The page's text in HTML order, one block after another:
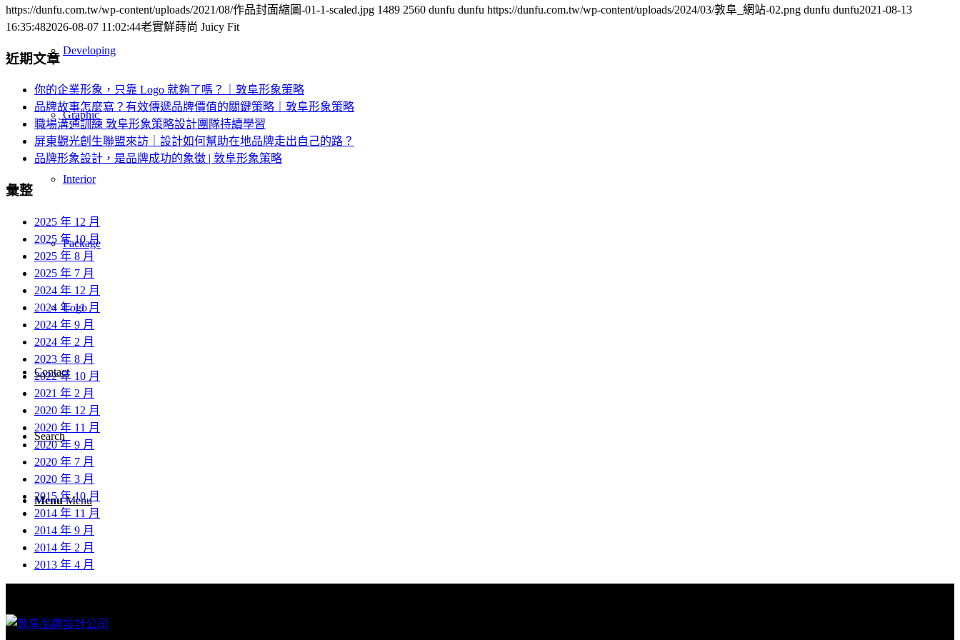
Developing
Graphic
Interior
Package
Logo
Contact
Search
Menu Menu
https://dunfu.com.tw/wp-content/uploads/2021/08/作品封面縮圖-01-1-scaled.jpg 1489 2560 dunfu dunfu https://dunfu.com.tw/wp-content/uploads/2024/03/敦阜_網站-02.png dunfu dunfu2021-08-13
16:35:482026-08-07 11:02:44老實鮮蒔尚 Juicy Fit
近期文章
你的企業形象，只靠 Logo 就夠了嗎？｜敦阜形象策略
品牌故事怎麼寫？有效傳遞品牌價值的關鍵策略｜敦阜形象策略
職場溝通訓練 敦阜形象策略設計團隊持續學習
屏東觀光創生聯盟來訪｜設計如何幫助在地品牌走出自己的路？
品牌形象設計，是品牌成功的象徵 | 敦阜形象策略
彙整
2025 年 12 月
2025 年 10 月
2025 年 8 月
2025 年 7 月
2024 年 12 月
2024 年 11 月
2024 年 9 月
2024 年 2 月
2023 年 8 月
2022 年 10 月
2021 年 2 月
2020 年 12 月
2020 年 11 月
2020 年 9 月
2020 年 7 月
2020 年 3 月
2015 年 10 月
2014 年 11 月
2014 年 9 月
2014 年 2 月
2013 年 4 月